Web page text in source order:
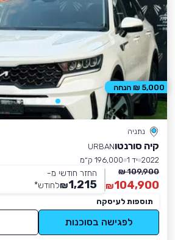
נתניה
קיה סורנטוURBAN
2022 יד 1
196,000 ק״מ
109,900 ₪
104,900
₪
החזר חודשי מ-
1,215
₪לחודש*
תוספות לעיסקה
לפגישה בסוכנות
5,000 ₪ הנחה